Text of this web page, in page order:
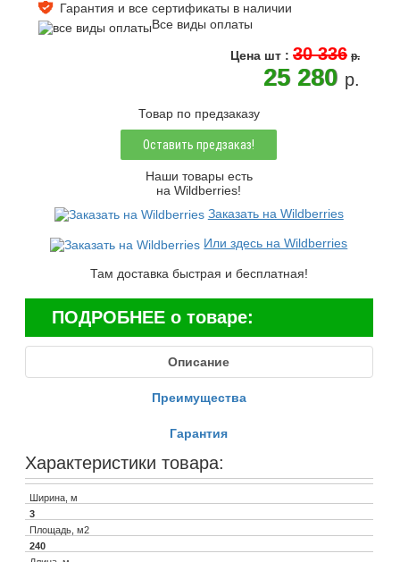
Гарантия и все сертификаты в наличии
Все виды оплаты
Цена шт : 30 336 p.
25 280 p.
Товар по предзаказу
Оставить предзаказ!
Наши товары есть
на Wildberries!
Заказать на Wildberries
Или здесь на Wildberries
Там доставка быстрая и бесплатная!
ПОДРОБНЕЕ о товаре:
Описание
Преимущества
Гарантия
Характеристики товара:
Ширина, м
3
Площадь, м2
240